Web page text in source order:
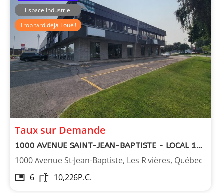
Espace Industriel
Trop tard déjà Loué !
Immeubles Laberge
Taux sur Demande
1000 AVENUE SAINT-JEAN-BAPTISTE - LOCAL 111 RDC ET 2E ÉTAGE
1000 Avenue St-Jean-Baptiste, Les Rivières, Québec
6
10,226P.C.